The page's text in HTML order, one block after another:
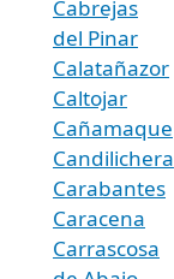
Cabrejas
del Pinar
Calatañazor
Caltojar
Cañamaque
Candilichera
Carabantes
Caracena
Carrascosa